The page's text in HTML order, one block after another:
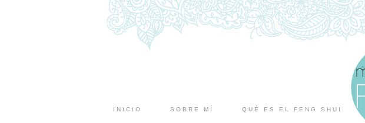
INICIO SOBRE MÍ QUÉ ES EL FENG SHUI